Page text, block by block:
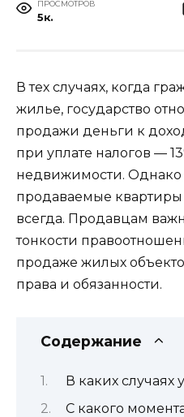
ПРОСМОТРОВ
5к.
В тех случаях, когда
жилье, государство
продажи деньги к
при уплате налогов —
недвижимости. Однако
продаваемые
всегда. Продавцам
тонкости
продаже жилых
права и обязанности.
Содержание
В каких случаях
С какого